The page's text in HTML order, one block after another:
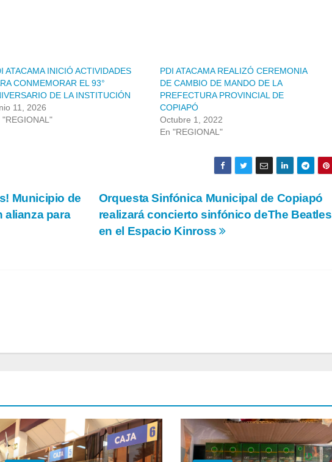
ATACAMA INICIÓ ACTIVIDADES
CONMEMORAR EL 93°
DE LA INSTITUCIÓN
11, 2026
"REGIONAL"
PDI ATACAMA REALIZÓ CEREMONIA
DE CAMBIO DE MANDO DE LA
PREFECTURA PROVINCIAL DE
COPIAPÓ
Octubre 1, 2022
En "REGIONAL"
Orquesta Sinfónica Municipal de Copiapó
realizará concierto sinfónico deThe Beatles
en el Espacio Kinross
Municipio de
alianza para